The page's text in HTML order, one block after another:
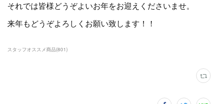
それでは皆様どうぞよいお年をお迎えくださいませ。
来年もどうぞよろしくお願い致します！！
スタッフオススメ商品(801)